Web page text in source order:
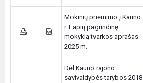
Mokinių priėmimo į Kauno
r. Lapių pagrindinę
mokyklą tvarkos aprašas
2025 m.
Dėl Kauno rajono
savivaldybės tarybos 2018